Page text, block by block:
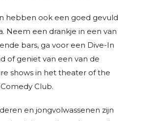
hebben ook een goed gevuld
Neem een drankje in een van
bars, ga voor een Dive-In
of geniet van een van de
shows in het theater of the
Club.
en jongvolwassenen zijn